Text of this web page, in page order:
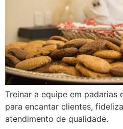
Treinar a equipe em padarias
para encantar clientes,
atendimento de qualidade.